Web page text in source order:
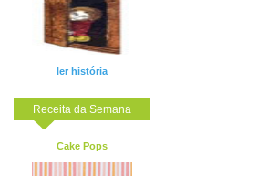
ler história
Receita da Semana
Cake Pops